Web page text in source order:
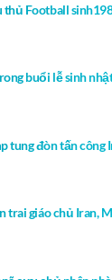
Football
buổi lễ sinh
tung đòn tấn công
trai giáo chủ Iran,